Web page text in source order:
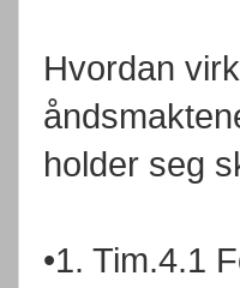
Hvordan
holder seg
•1. Tim.4.1